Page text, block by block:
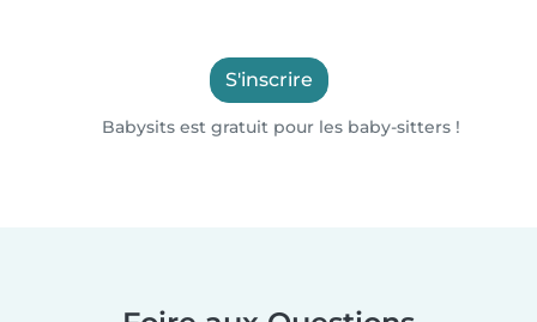
S'inscrire
Babysits est gratuit pour les baby-sitters !